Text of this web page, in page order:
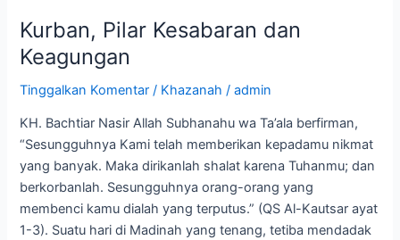
Kurban, Pilar Kesabaran dan
Keagungan
Tinggalkan Komentar / Khazanah /admin
KH. Bachtiar Nasir Allah Subhanahu wa Ta’ala berfirman,
“Sesungguhnya Kami telah memberikan kepadamu nikmat
yang banyak. Maka dirikanlah shalat karena Tuhanmu; dan
berkorbanlah. Sesungguhnya orang-orang yang
membenci kamu dialah yang terputus.” (QS Al-Kautsar ayat
1-3). Suatu hari di Madinah yang tenang, tetiba mendadak